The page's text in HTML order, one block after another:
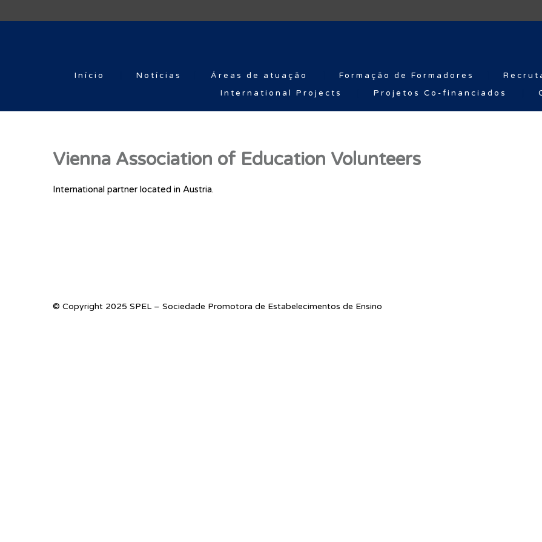
Início Notícias Áreas de atuação Formação de Formadores
International Projects
Projetos Co-financiados
Vienna Association of Education Volunteers
International partner located in Austria.
© Copyright 2025 SPEL – Sociedade Promotora de Estabelecimentos de Ensino